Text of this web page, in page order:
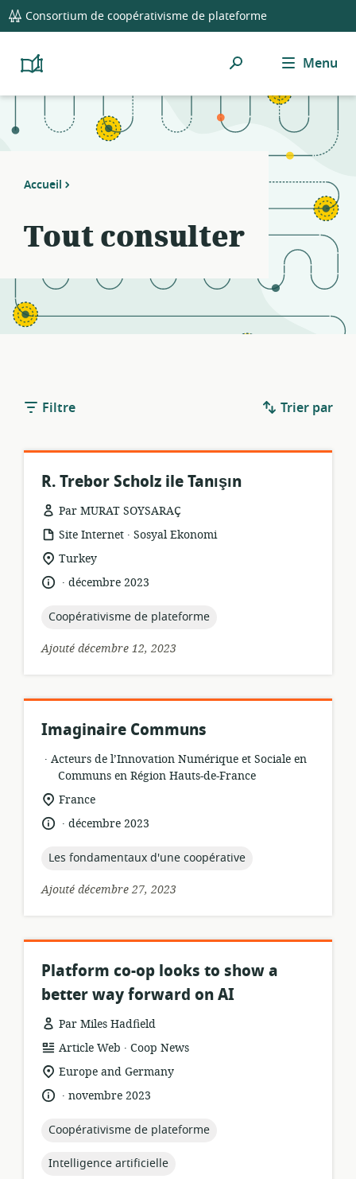
global
navigation
Consortium de coopérativisme de plateforme
Platform
Resource
Rechercher Menu
Accueil
Tout consulter
Filtre Trier par
R. Trebor Scholz ile Tanışın
Par MURAT SOYSARAÇ
Format
de
ressource:
Site Internet .
éditeur:
Sosyal Ekonomi
Lieu
pertinence:
Turkey
langue:
.
date
publication:
décembre 2023
topic:
Coopérativisme de plateforme
Ajouté décembre 12, 2023
Imaginaire Communs
Format
ressource:
.
éditeur:
Acteurs de l’Innovation Numérique et Sociale en
Communs en Région Hauts-de-France
Lieu
pertinence:
France
langue:
.
date
publication:
décembre 2023
topic:
Les fondamentaux d'une coopérative
Ajouté décembre 27, 2023
Platform co-op looks to show a
better way forward on AI
Par Miles Hadfield
Format
de
ressource:
Article Web .
éditeur:
Coop News
Lieu
pertinence:
Europe and Germany
langue:
.
date
publication:
novembre 2023
topic:
Coopérativisme de plateforme
topic:
Intelligence artificielle